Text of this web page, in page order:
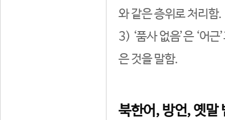
와 같은 층위로 처리함.
3) ‘품사 없음’은 ‘어
은 것을 말함.
북한어, 방언, 옛말